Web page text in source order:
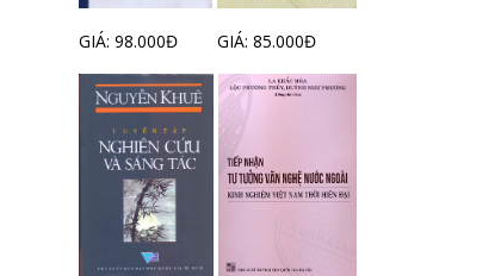
GIÁ: 98.000Đ GIÁ: 85.000Đ